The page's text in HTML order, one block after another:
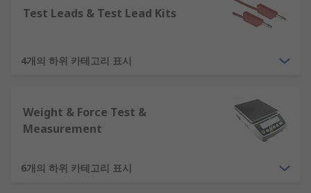
Test Leads & Test Lead Kits
4개의 하위 카테고리 표시
Weight & Force Test &
Measurement
6개의 하위 카테고리 표시